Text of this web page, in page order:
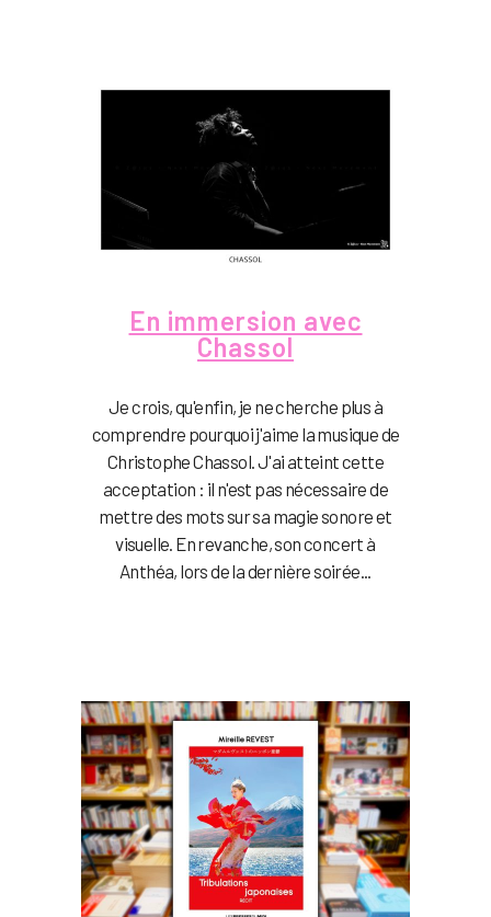
En immersion avec
Chassol
Je crois, qu'enfin, je ne cherche plus à
comprendre pourquoi j'aime la musique de
Christophe Chassol. J'ai atteint cette
acceptation : il n'est pas nécessaire de
mettre des mots sur sa magie sonore et
visuelle. En revanche, son concert à
Anthéa, lors de la dernière soirée...